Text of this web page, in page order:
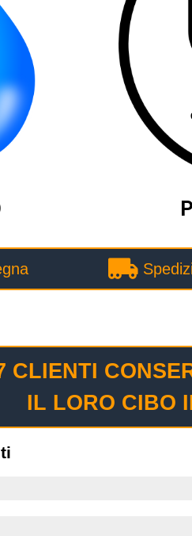
CLIENTI
IL LORO CIBO